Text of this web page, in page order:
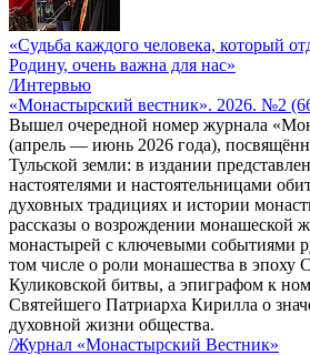
«Судьба каждого человека, который
Родину, очень важна для нас»
/Интервью
«Монастырский вестник». 2026. №2
Вышел очередной номер журнала
(апрель — июнь 2026 года),
Тульской земли: в издании
настоятелями и настоятельницами
духовных традициях и истории
рассказы о возрождении монашеской
монастырей с ключевыми событиями
том числе о роли монашества в эпоху
Куликовской битвы, а эпиграфом к
Святейшего Патриарха Кирилла о
духовной жизни общества.
/Журнал «Монастырский Вестник»